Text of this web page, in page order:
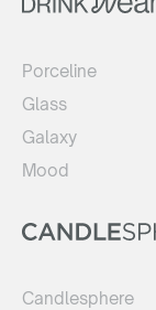
Porceline
Glass
Galaxy
Mood
Candlesphere